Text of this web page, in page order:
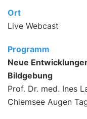
Ort
Live Webcast
Programm
Neue
Bildgebung
Prof. Dr. med. Ines
Chiemsee Augen